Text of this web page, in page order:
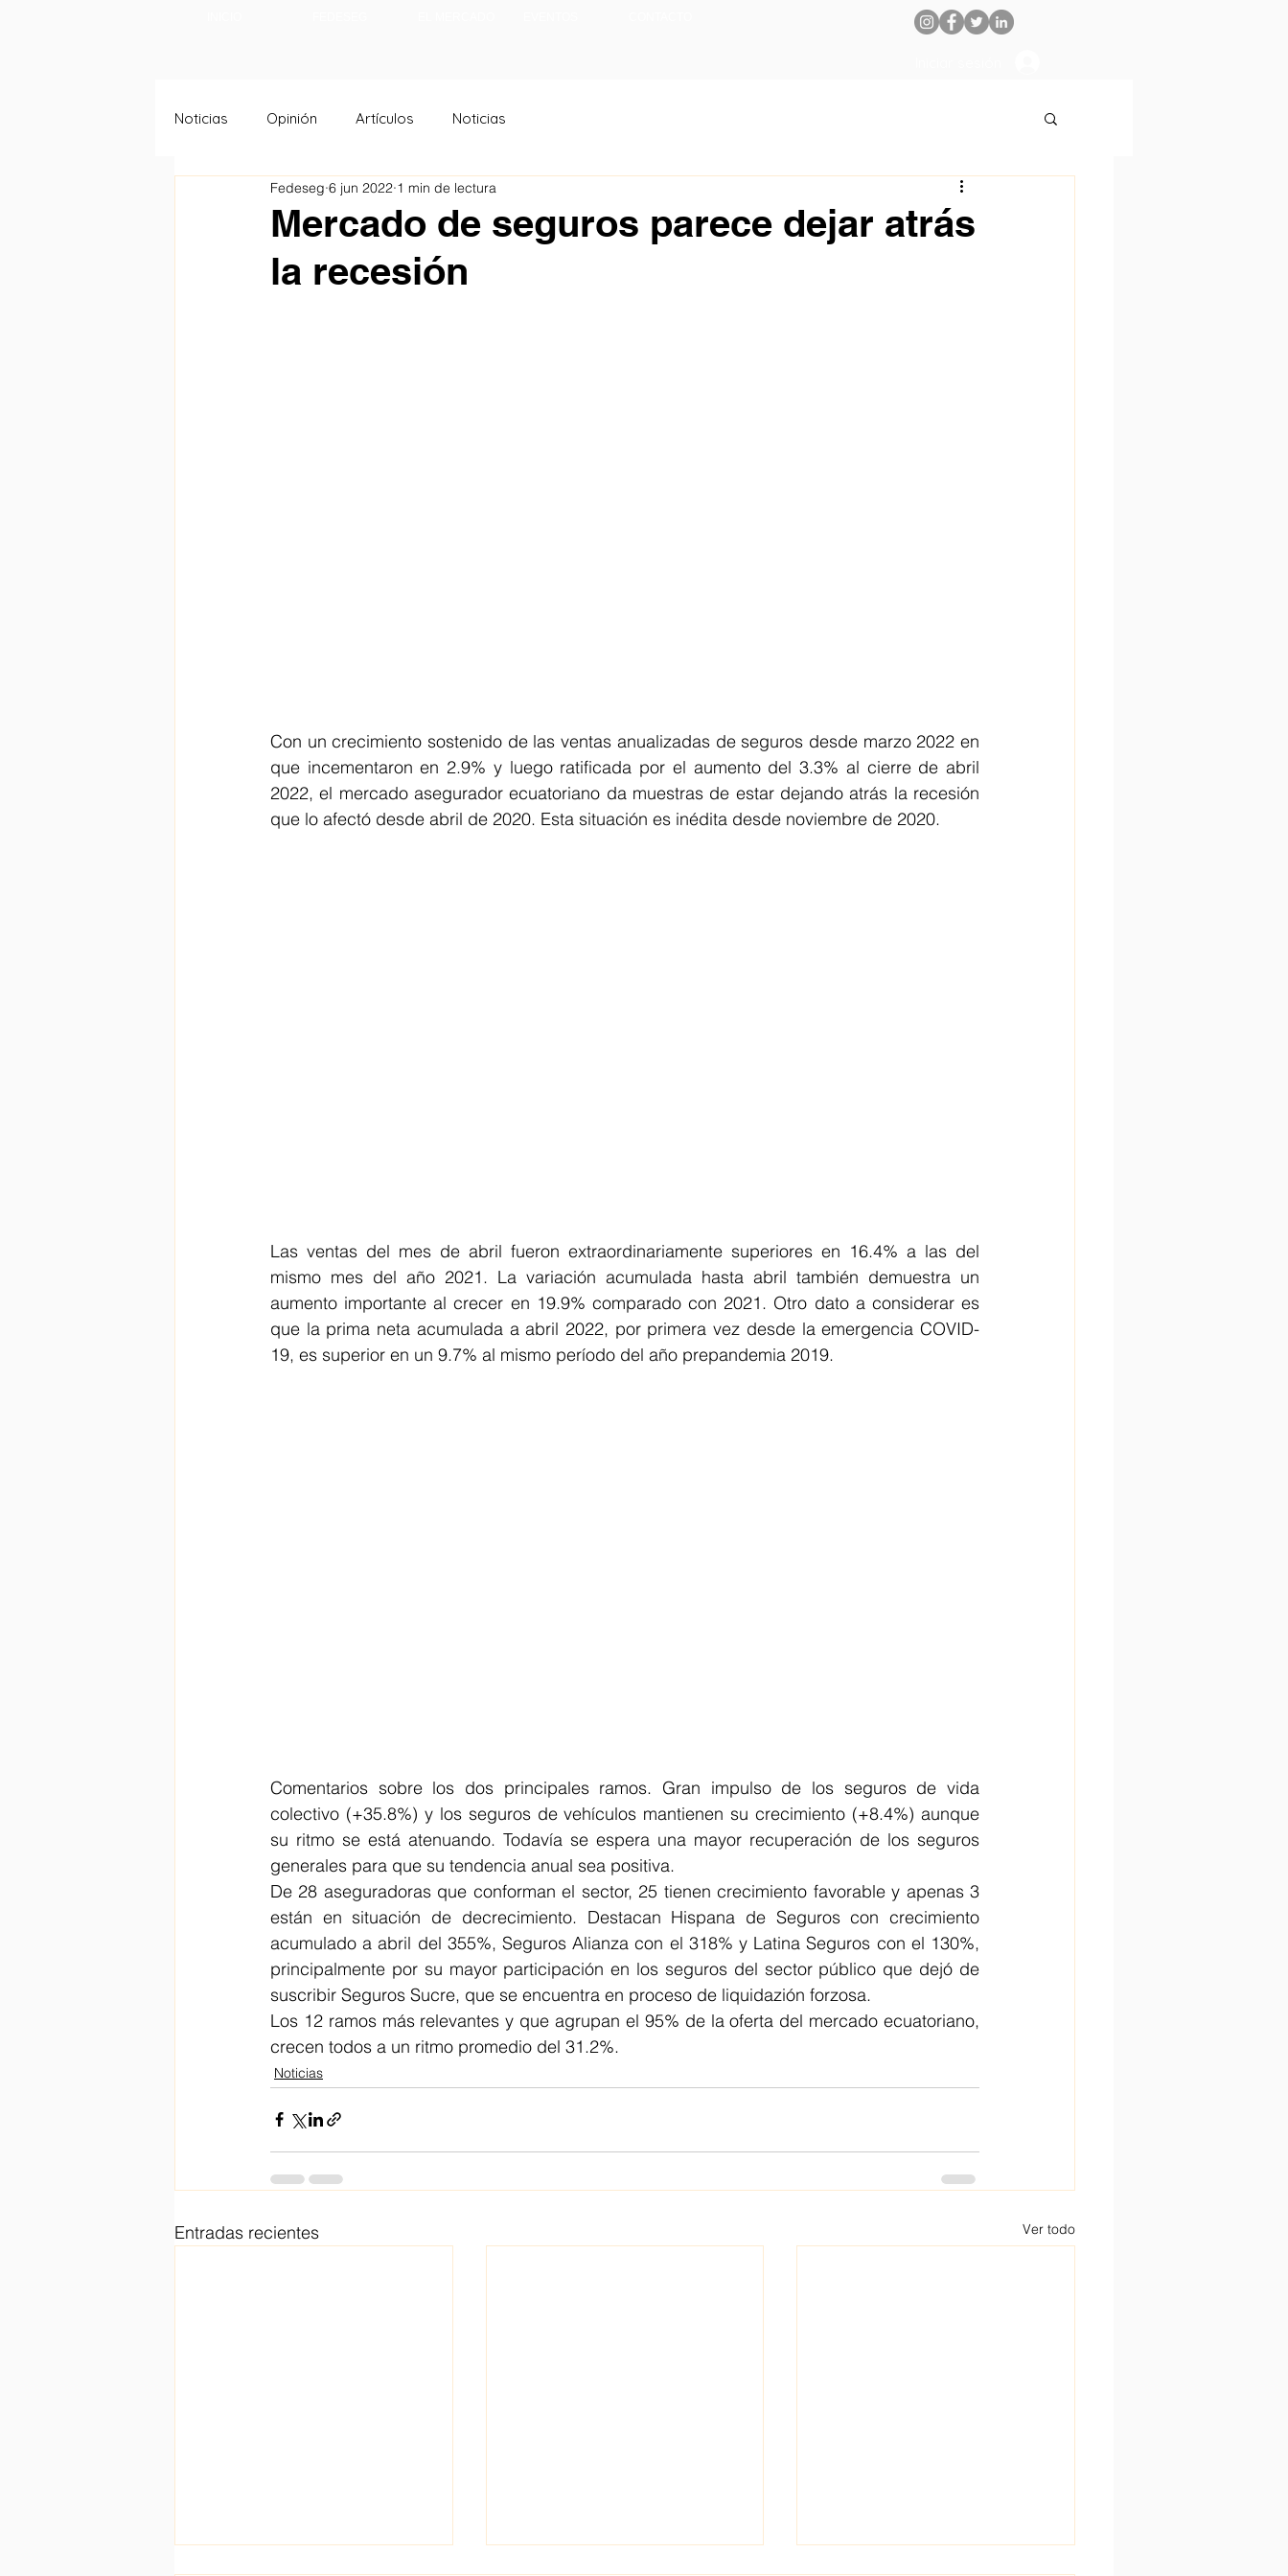
Noticias Opinión Artículos Noticias
Mercado de seguros parece dejar atrás
la recesión
Fedeseg 6 jun 2022 1 min de lectura
Con un crecimiento sostenido de las ventas anualizadas de seguros desde marzo 2022 en
que incementaron en 2.9% y luego ratificada por el aumento del 3.3% al cierre de abril
2022, el mercado asegurador ecuatoriano da muestras de estar dejando atrás la recesión
que lo afectó desde abril de 2020. Esta situación es inédita desde noviembre de 2020.
Las ventas del mes de abril fueron extraordinariamente superiores en 16.4% a las del
mismo mes del año 2021. La variación acumulada hasta abril también demuestra un
aumento importante al crecer en 19.9% comparado con 2021. Otro dato a considerar es
que la prima neta acumulada a abril 2022, por primera vez desde la emergencia COVID-
19, es superior en un 9.7% al mismo período del año prepandemia 2019.
Comentarios sobre los dos principales ramos. Gran impulso de los seguros de vida
colectivo (+35.8%) y los seguros de vehículos mantienen su crecimiento (+8.4%) aunque
su ritmo se está atenuando. Todavía se espera una mayor recuperación de los seguros
generales para que su tendencia anual sea positiva.
De 28 aseguradoras que conforman el sector, 25 tienen crecimiento favorable y apenas 3
están en situación de decrecimiento. Destacan Hispana de Seguros con crecimiento
acumulado a abril del 355%, Seguros Alianza con el 318% y Latina Seguros con el 130%,
principalmente por su mayor participación en los seguros del sector público que dejó de
suscribir Seguros Sucre, que se encuentra en proceso de liquidazión forzosa.
Los 12 ramos más relevantes y que agrupan el 95% de la oferta del mercado ecuatoriano,
crecen todos a un ritmo promedio del 31.2%.
Noticias
Entradas recientes Ver todo